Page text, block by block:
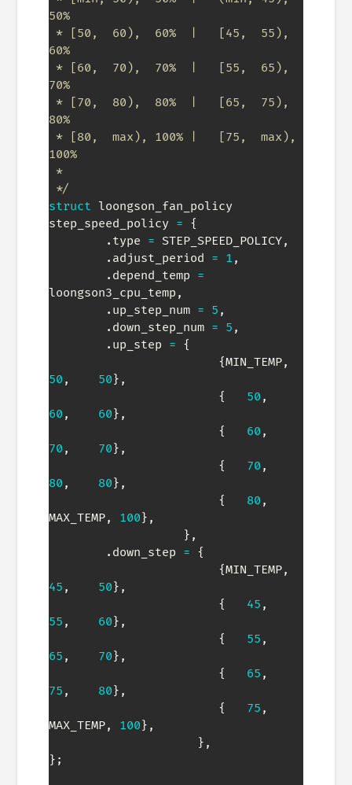
50%
60%
70%
80%
100%
*/
struct loongson_fan_policy
step_speed_policy = {
. type = STEP_SPEED_POLICY,
. adjust_period = 1 ,
. depend_temp =
loongson3_cpu_temp ,
. up_step_num = 5 ,
. down_step_num = 5 ,
. up_step = {
{MIN_TEMP,
50 , 50} ,
{
50 ,
60 , 60} ,
{
60 ,
70 , 70} ,
{
70 ,
80 , 80} ,
{
80 ,
MAX_TEMP, 100} ,
} ,
. down_step = {
{MIN_TEMP,
45 , 50} ,
{
45 ,
55 , 60} ,
{
55 ,
65 , 70} ,
{
65 ,
75 , 80} ,
{
75 ,
MAX_TEMP, 100} ,
} ,
} ;